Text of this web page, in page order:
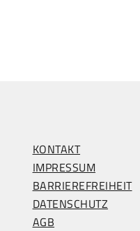
KONTAKT
IMPRESSUM
BARRIEREFREIHEIT
DATENSCHUTZ
AGB